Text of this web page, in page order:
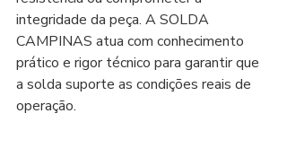
integridade da peça. A SOLDA
CAMPINAS atua com conhecimento
prático e rigor técnico para garantir que
a solda suporte as condições reais de
operação.